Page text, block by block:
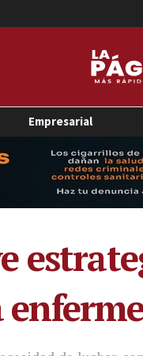
Empresarial